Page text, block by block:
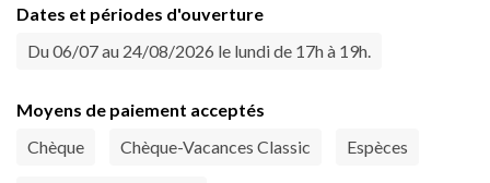
Dates et périodes d'ouverture
Du 06/07 au 24/08/2026 le lundi de 17h à 19h.
Moyens de paiement acceptés
Chèque
Chèque-Vacances Classic Espèces